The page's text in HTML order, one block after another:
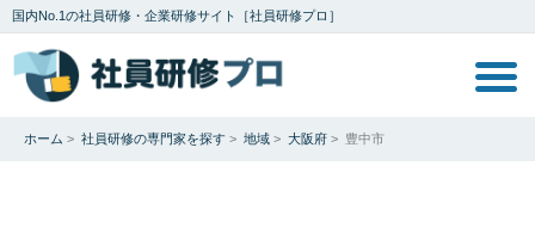
国内No.1の社員研修・企業研修サイト［社員研修プロ］
ホーム > 社員研修の専門家を探す > 地域 > 大阪府 > 豊中市